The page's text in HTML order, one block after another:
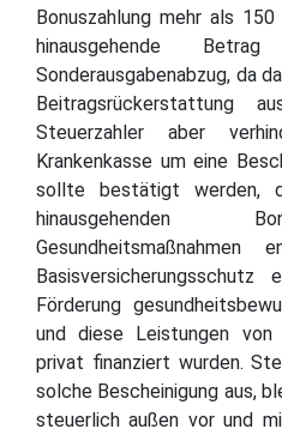
Bonuszahlung mehr als
hinausgehende
Sonderausgabenabzug, da
Beitragsrückerstattung
Steuerzahler aber
Krankenkasse um eine
sollte bestätigt werden,
hinausgehenden
Förderung
und diese Leistungen
privat finanziert wurden.
solche Bescheinigung aus,
steuerlich außen vor und